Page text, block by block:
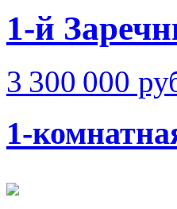
1-й
3 300 000
1-